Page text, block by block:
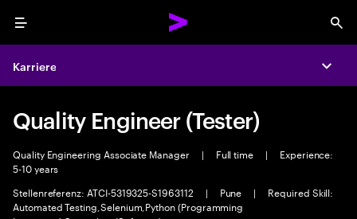
Menu
Karriere
Quality Engineer (Tester)
Quality Engineering Associate Manager | Full time |
Experience:
5-10 years
Stellenreferenz: ATCI-5319325-S1963112
| Pune |
Required Skill:
Automated Testing,Selenium,Python (Programming